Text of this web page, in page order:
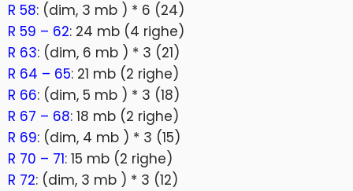
R 58: (dim, 3 mb ) * 6 (24)
R 59 – 62: 24 mb (4 righe)
R 63: (dim, 6 mb ) * 3 (21)
R 64 – 65: 21 mb (2 righe)
R 66: (dim, 5 mb ) * 3 (18)
R 67 – 68: 18 mb (2 righe)
R 69: (dim, 4 mb ) * 3 (15)
R 70 – 71: 15 mb (2 righe)
R 72: (dim, 3 mb ) * 3 (12)